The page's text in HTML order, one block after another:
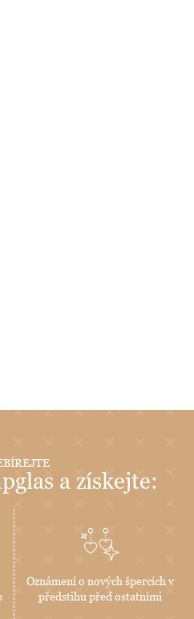
a získejte:
Oznámení o nových špercích v
předstihu před ostatními